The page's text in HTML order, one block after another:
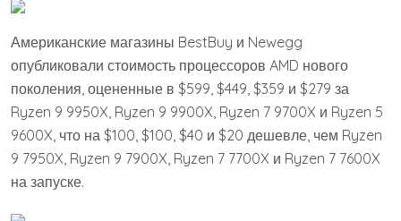
Американские магазины BestBuy и Newegg
опубликовали стоимость процессоров AMD нового
поколения, оцененные в $599, $449, $359 и $279 за
Ryzen 9 9950X, Ryzen 9 9900X, Ryzen 7 9700X и Ryzen 5
9600X, что на $100, $100, $40 и $20 дешевле, чем Ryzen
9 7950X, Ryzen 9 7900X, Ryzen 7 7700X и Ryzen 7 7600X
на запуске.